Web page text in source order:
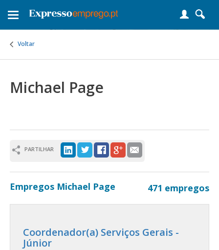
Toggle
Voltar
Michael Page
PARTILHAR
Empregos Michael Page 471 empregos
Coordenador(a) Serviços Gerais -
Júnior